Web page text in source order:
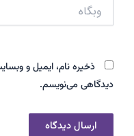
ذخیره نام، ایمیل و
دیدگاهی می‌نویسم.